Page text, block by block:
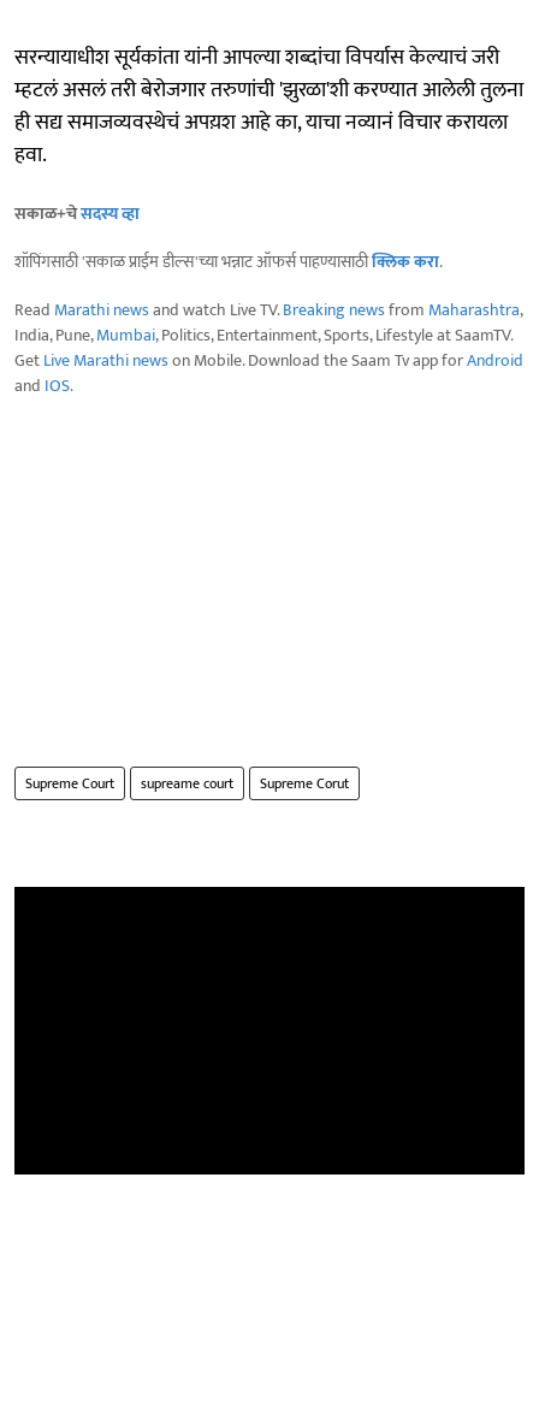
सरन्यायाधीश सूर्यकांता यांनी आपल्या शब्दांचा विपर्यास केल्याचं जरी
म्हटलं असलं तरी बेरोजगार तरुणांची 'झुरळा'शी करण्यात आलेली तुलना
ही सद्य समाजव्यवस्थेचं अपय़श आहे का, याचा नव्यानं विचार करायला
हवा.
सकाळ+चेसदस्य व्हा
शॉपिंगसाठी 'सकाळ प्राईम डील्स'च्या भन्नाट ऑफर्स पाहण्यासाठीक्लिक करा.
Read Marathi newsand watch Live TV.Breaking newsfrom Maharashtra,
India, Pune,Mumbai, Politics, Entertainment, Sports, Lifestyle at SaamTV.
GetLive Marathi newson Mobile. Download the Saam Tv app forAndroid
and IOS.
Supreme Court supreame court Supreme Corut